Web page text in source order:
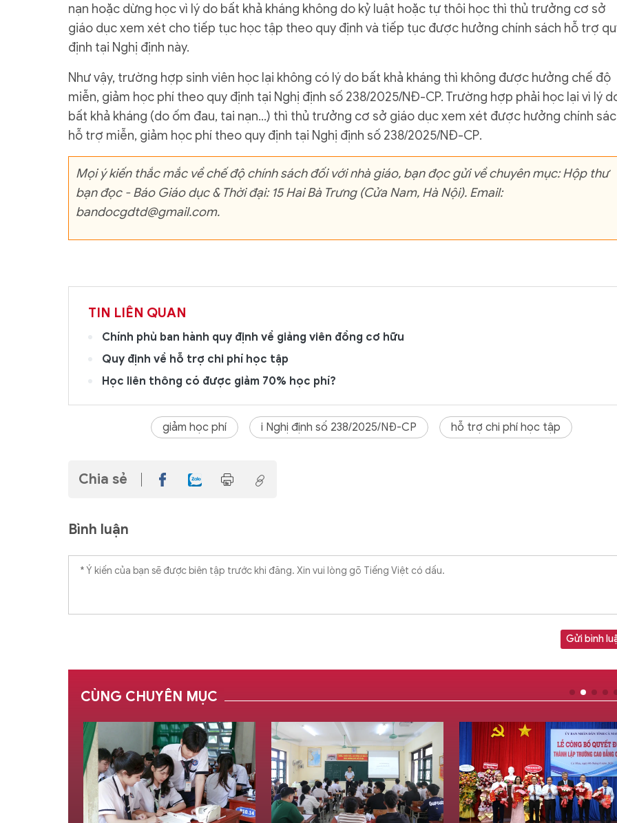
nạn hoặc dừng học vì lý do bất khả kháng không do kỷ luật hoặc tự thôi học thì thủ trưởng cơ sở
giáo dục xem xét cho tiếp tục học tập theo quy định và tiếp tục được hưởng chính sách hỗ trợ
định tại Nghị định này.
Như vậy, trường hợp sinh viên học lại không có lý do bất khả kháng thì không được hưởng chế độ
miễn, giảm học phí theo quy định tại Nghị định số 238/2025/NĐ-CP. Trường hợp phải học lại vì lý
bất khả kháng (do ốm đau, tai nạn...) thì thủ trưởng cơ sở giáo dục xem xét được hưởng chính
hỗ trợ miễn, giảm học phí theo quy định tại Nghị định số 238/2025/NĐ-CР.
Mọi ý kiến thắc mắc về chế độ chính sách đối với nhà giáo, bạn đọc gửi về chuyên mục: Hộp thư
bạn đọc - Báo Giáo dục & Thời đại: 15 Hai Bà Trưng (Cửa Nam, Hà Nội). Email:
bandocgdtd@gmail.com.
TIN LIÊN QUAN
Chính phủ ban hành quy định về giảng viên đồng cơ hữu
Quy định về hỗ trợ chi phí học tập
Học liên thông có được giảm 70% học phí?
giảm học phí i Nghị định số 238/2025/NĐ-CР hỗ trợ chi phí học tập
Chia sẻ
Bình luận
Gửi bình
CÙNG CHUYÊN MỤC